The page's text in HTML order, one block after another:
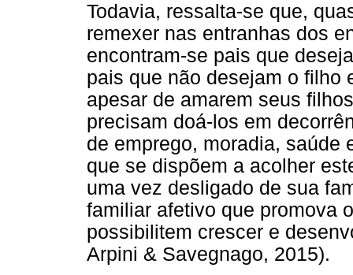
Todavia, ressalta-se que,
remexer nas entranhas dos
encontram-se pais que
pais que não desejam o filho
apesar de amarem seus
precisam doá-los em
de emprego, moradia, saúde
que se dispõem a acolher
uma vez desligado de sua
familiar afetivo que promova
possibilitem crescer e
Arpini & Savegnago, 2015).